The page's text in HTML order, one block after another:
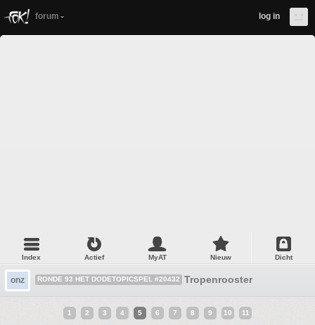
forum log in
Index Actief MyAT Nieuw Dicht
onz RONDE 93 HET DODETOPICSPEL #20432 Tropenrooster
1 2 3 4 5 6 7 8 9 10 11